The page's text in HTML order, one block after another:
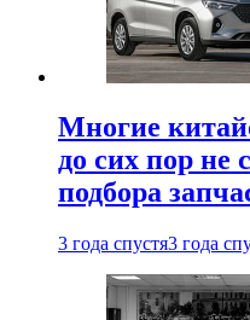
Многие
до сих пор не
подбора
3 года спустя3 года